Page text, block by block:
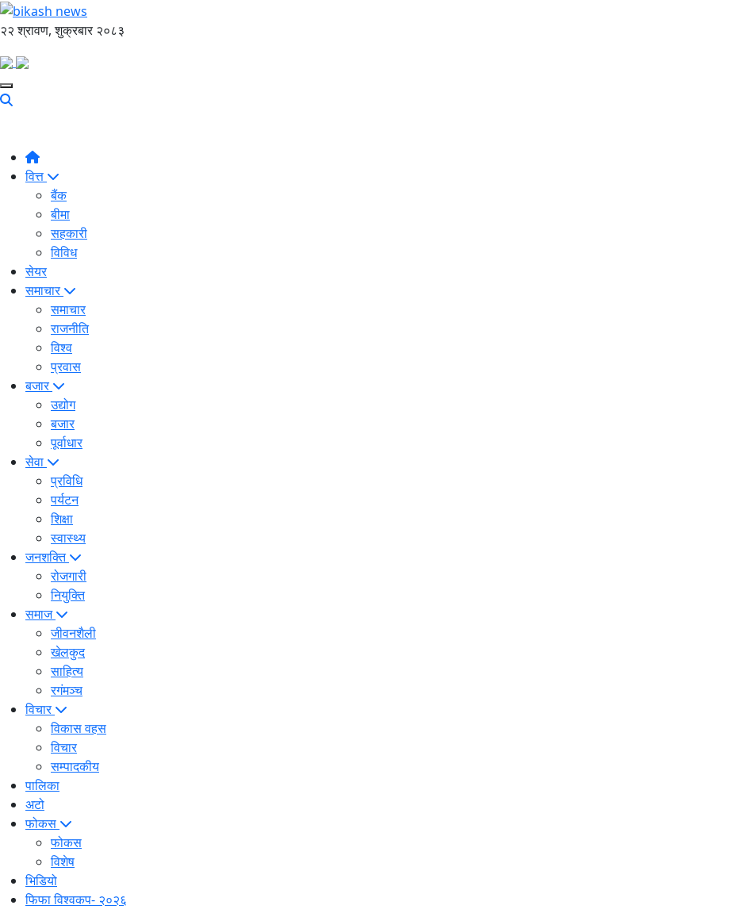
२२ श्रावण, शुक्रबार २०८३
वित्त
बैंक
बीमा
सहकारी
विविध
सेयर
समाचार
समाचार
राजनीति
विश्व
प्रवास
बजार
उद्योग
बजार
पूर्वाधार
सेवा
प्रविधि
पर्यटन
शिक्षा
स्वास्थ्य
जनशक्ति
रोजगारी
नियुक्ति
समाज
जीवनशैली
खेलकुद
साहित्य
रगंमञ्च
विचार
विकास वहस
विचार
सम्पादकीय
पालिका
अटो
फोकस
फोकस
विशेष
भिडियो
फिफा विश्वकप- २०२६